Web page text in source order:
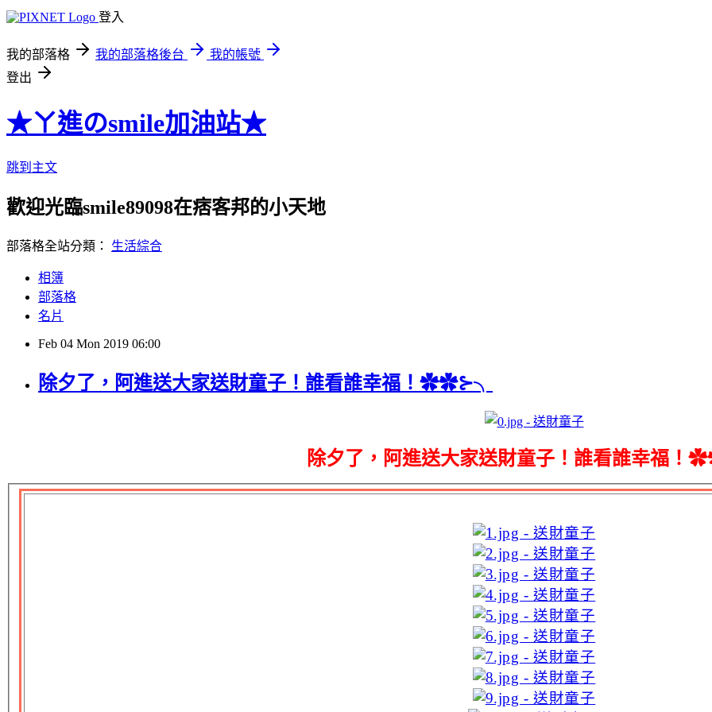
登入
我的部落格 我的部落格後台
我的帳號
登出
★ㄚ進のsmile加油站★
跳到主文
歡迎光臨smile89098在痞客邦的小天地
部落格全站分類： 生活綜合
相簿
部落格
名片
Feb 04 Mon 2019 06:00
除夕了，阿進送大家送財童子！誰看誰幸福！✿✿⊱╮
除夕了，阿進送大家送財童子！誰看誰幸福